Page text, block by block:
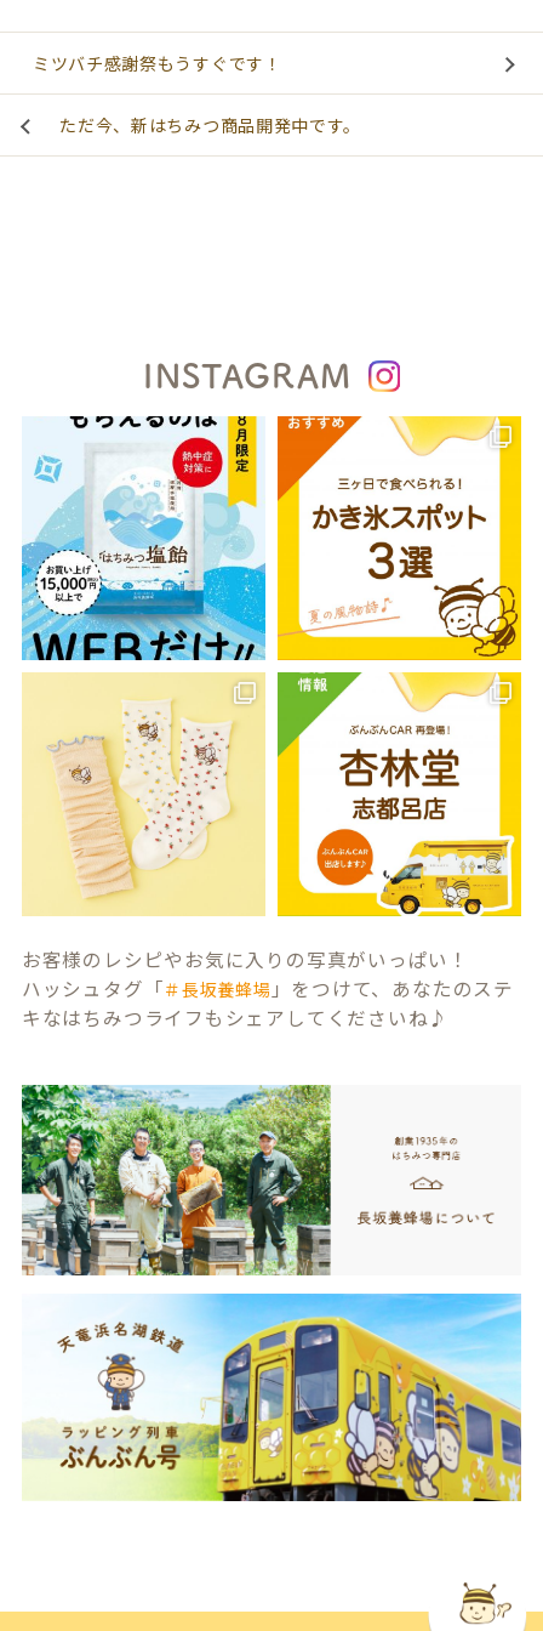
ミツバチ感謝祭もうすぐです！
ただ今、新はちみつ商品開発中です。
INSTAGRAM
お客様のレシピやお気に入りの写真がいっぱい！
ハッシュタグ「＃長坂養蜂場 」をつけて、あなたのステ
キなはちみつライフもシェアしてくださいね♪